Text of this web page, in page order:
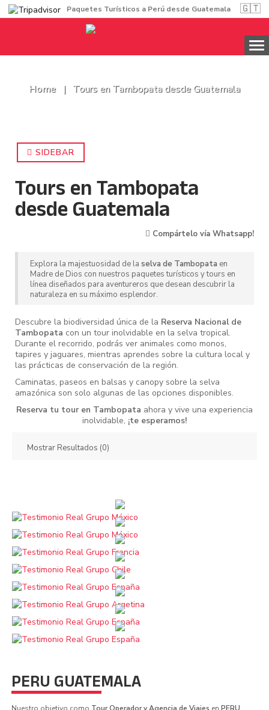
Paquetes Turísticos a Perú desde Guatemala 🇬🇹
Home Tours en Tambopata desde Guatemala
SIDEBAR
Tours en Tambopata
desde Guatemala
Compártelo vía Whatsapp!
Explora la majestuosidad de la selva de Tambopata en
Madre de Dios con nuestros paquetes turísticos y tours en
línea diseñados para aventureros que desean descubrir la
naturaleza en su máximo esplendor.
Descubre la biodiversidad única de la Reserva Nacional de
Tambopata con un tour inolvidable en la selva tropical.
Durante el recorrido, podrás ver animales como monos,
tapires y jaguares, mientras aprendes sobre la cultura local y
las prácticas de conservación de la región.
Caminatas, paseos en balsas y canopy sobre la selva
amazónica son solo algunas de las opciones disponibles.
Reserva tu tour en Tambopata ahora y vive una experiencia
inolvidable, ¡te esperamos!
Mostrar Resultados (0)
PERU GUATEMALA